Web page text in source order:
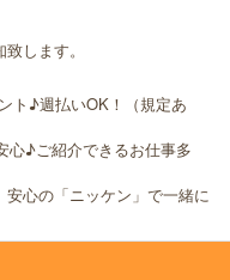
します。
ト♪週払いOK！（規定あ
心♪ご紹介できるお仕事多
心の「ニッケン」で一緒に